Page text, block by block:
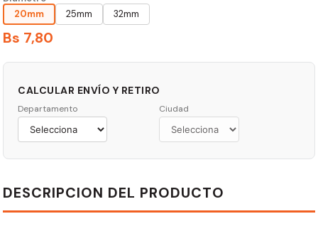
20mm
25mm 32mm
Bs 7,80
CALCULAR ENVÍO Y RETIRO
Departamento Ciudad
DESCRIPCION DEL PRODUCTO